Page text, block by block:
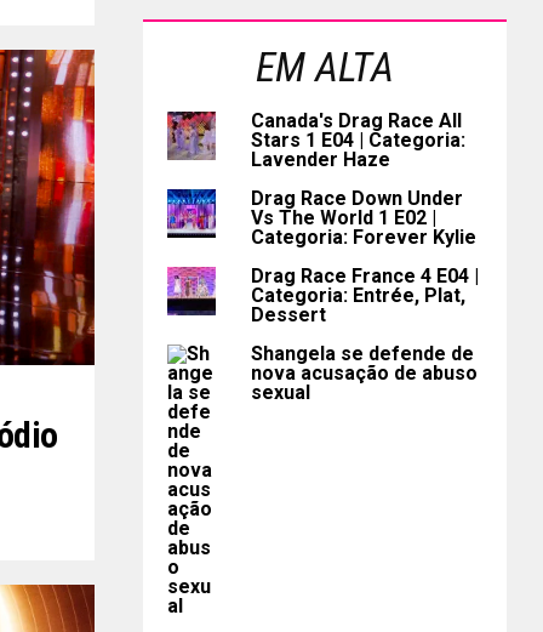
EM ALTA
Canada's Drag Race All
Stars 1 E04 | Categoria:
Lavender Haze
Drag Race Down Under
Vs The World 1 E02 |
Categoria: Forever Kylie
Drag Race France 4 E04 |
Categoria: Entrée, Plat,
Dessert
Shangela se defende de
nova acusação de abuso
sexual